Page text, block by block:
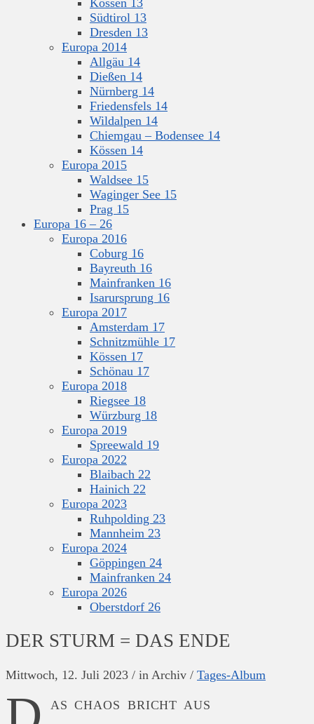
Kössen 13
Südtirol 13
Dresden 13
Europa 2014
Allgäu 14
Dießen 14
Nürnberg 14
Friedensfels 14
Wildalpen 14
Chiemgau – Bodensee 14
Kössen 14
Europa 2015
Waldsee 15
Waginger See 15
Prag 15
Europa 16 – 26
Europa 2016
Coburg 16
Bayreuth 16
Mainfranken 16
Isarursprung 16
Europa 2017
Amsterdam 17
Schnitzmühle 17
Kössen 17
Schönau 17
Europa 2018
Riegsee 18
Würzburg 18
Europa 2019
Spreewald 19
Europa 2022
Blaibach 22
Hainich 22
Europa 2023
Ruhpolding 23
Mannheim 23
Europa 2024
Göppingen 24
Mainfranken 24
Europa 2026
Oberstdorf 26
DER STURM = DAS ENDE
Mittwoch, 12. Juli 2023 / in Archiv / Tages-Album
AS CHAOS BRICHT AUS